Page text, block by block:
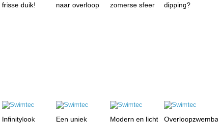
frisse duik!
naar overloop
zomerse sfeer
dipping?
Infinitylook
Een uniek
Modern en licht